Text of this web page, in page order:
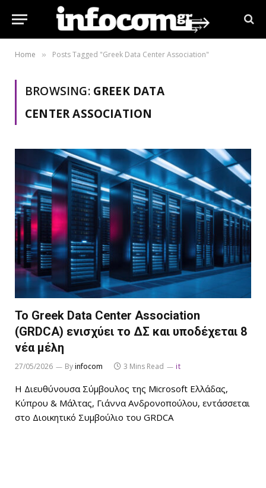
Home » Posts Tagged "Greek Data Center Association"
BROWSING: GREEK DATA
CENTER ASSOCIATION
Το Greek Data Center Association
(GRDCA) ενισχύει το ΔΣ και υποδέχεται 8
νέα μέλη
27/05/2026 Byinfocom 3 Mins Read it
Η Διευθύνουσα Σύμβουλος της Microsoft Ελλάδας,
Κύπρου & Μάλτας, Γιάννα Ανδρονοπούλου, εντάσσεται
στο Διοικητικό Συμβούλιο του GRDCA